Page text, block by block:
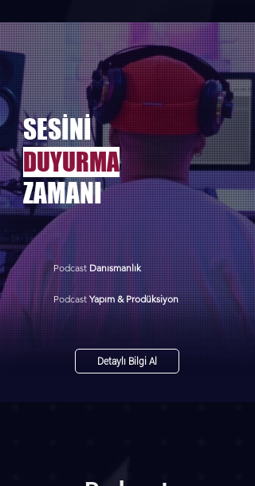
SESİNİ
DUYURMA
ZAMANI
PodcastDanısmanlık
Detaylı Bilgi Al
PodcastYapım & Prodüksiyon